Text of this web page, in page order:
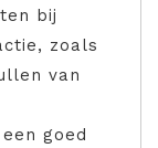
bij
zoals
van
goed